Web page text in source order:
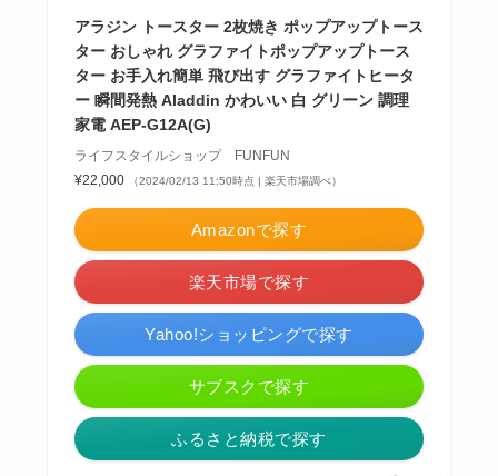
アラジン トースター 2枚焼き ポップアップトース
ター おしゃれ グラファイトポップアップトース
ター お手入れ簡単 飛び出す グラファイトヒータ
ー 瞬間発熱 Aladdin かわいい 白 グリーン 調理
家電 AEP-G12A(G)
ライフスタイルショップ FUNFUN
¥22,000
（2024/02/13 11:50時点 | 楽天市場調べ）
Amazonで探す
楽天市場で探す
Yahoo!ショッピングで探す
サブスクで探す
ふるさと納税で探す